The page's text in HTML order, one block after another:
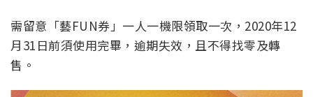
需留意「藝FUN券」一人一機限領取一次，2020年12
月31日前須使用完畢，逾期失效，且不得找零及轉
售。